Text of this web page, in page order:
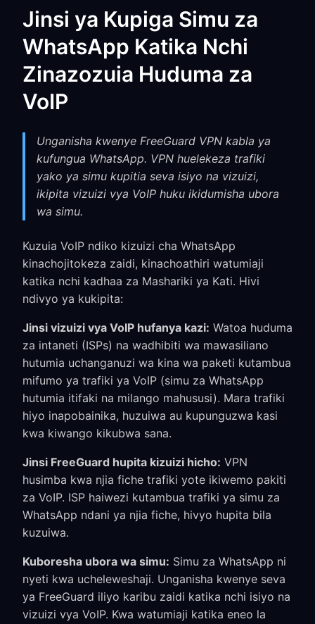
Jinsi ya Kupiga Simu za
WhatsApp Katika Nchi
Zinazozuia Huduma za
VoIP
Unganisha kwenye FreeGuard VPN kabla ya
kufungua WhatsApp. VPN huelekeza trafiki
yako ya simu kupitia seva isiyo na vizuizi,
ikipita vizuizi vya VoIP huku ikidumisha ubora
wa simu.
Kuzuia VoIP ndiko kizuizi cha WhatsApp
kinachojitokeza zaidi, kinachoathiri watumiaji
katika nchi kadhaa za Mashariki ya Kati. Hivi
ndivyo ya kukipita:
Jinsi vizuizi vya VoIP hufanya kazi: Watoa huduma
za intaneti (ISPs) na wadhibiti wa mawasiliano
hutumia uchanganuzi wa kina wa paketi kutambua
mifumo ya trafiki ya VoIP (simu za WhatsApp
hutumia itifaki na milango mahususi). Mara trafiki
hiyo inapobainika, huzuiwa au kupunguzwa kasi
kwa kiwango kikubwa sana.
Jinsi FreeGuard hupita kizuizi hicho: VPN
husimba kwa njia fiche trafiki yote ikiwemo pakiti
za VoIP. ISP haiwezi kutambua trafiki ya simu za
WhatsApp ndani ya njia fiche, hivyo hupita bila
kuzuiwa.
Kuboresha ubora wa simu: Simu za WhatsApp ni
nyeti kwa ucheleweshaji. Unganisha kwenye seva
ya FreeGuard iliyo karibu zaidi katika nchi isiyo na
vizuizi vya VoIP. Kwa watumiaji katika eneo la